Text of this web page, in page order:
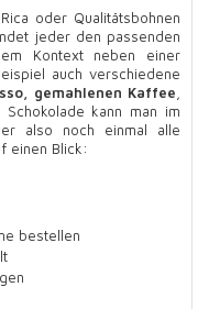
oder Qualitätsbohnen
jeder den passenden
Kontext neben einer
auch verschiedene
gemahlenen Kaffee,
kann man im
also noch einmal alle
einen Blick:
bestellen